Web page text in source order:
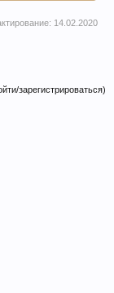
14.02.2020
зарегистрироваться)